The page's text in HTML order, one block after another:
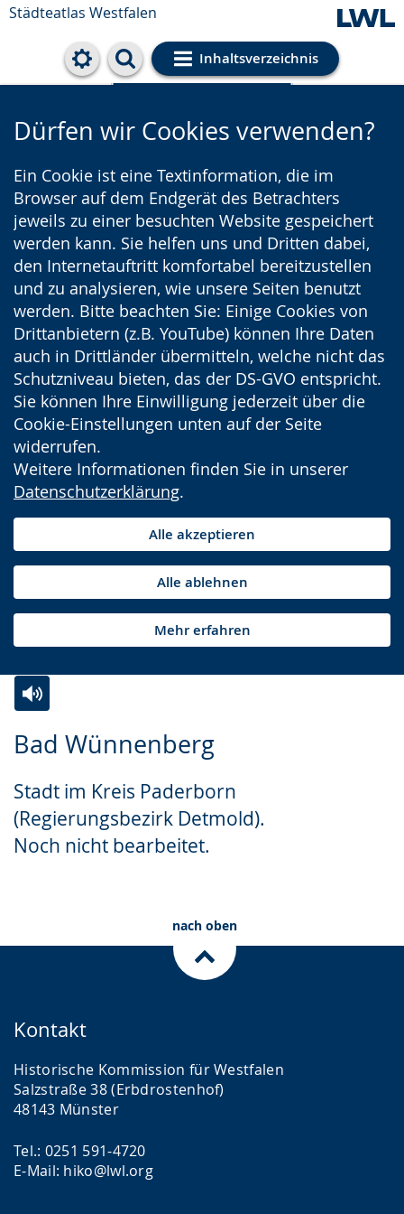
Städteatlas Westfalen
Inhaltsverzeichnis
Cookie-Einstellungen
Dürfen wir Cookies verwenden?
Ein Cookie ist eine Textinformation, die im
Browser auf dem Endgerät des Betrachters
jeweils zu einer besuchten Website gespeichert
werden kann. Sie helfen uns und Dritten dabei,
den Internetauftritt komfortabel bereitzustellen
und zu analysieren, wie unsere Seiten benutzt
werden. Bitte beachten Sie: Einige Cookies von
Drittanbietern (z.B. YouTube) können Ihre Daten
auch in Drittländer übermitteln, welche nicht das
Schutzniveau bieten, das der DS-GVO entspricht.
Sie können Ihre Einwilligung jederzeit über die
Cookie-Einstellungen unten auf der Seite
widerrufen.
Weitere Informationen finden Sie in unserer
Datenschutzerklärung.
Alle akzeptieren
Alle ablehnen
Mehr erfahren
Bad Wünnenberg
Stadt im Kreis Paderborn
(Regierungsbezirk Detmold).
Noch nicht bearbeitet.
Leichten
wechseln.
Audio-
Video
Deutscher
Gebärdensprache
wird
nach oben
Kontakt
Historische Kommission für Westfalen
Salzstraße 38 (Erbdrostenhof)
48143 Münster
Tel.: 0251 591-4720
E-Mail: hiko@lwl.org